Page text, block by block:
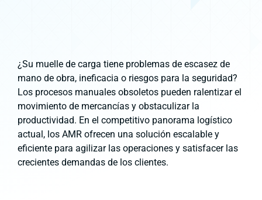
¿Su muelle de carga tiene problemas de escasez de
mano de obra, ineficacia o riesgos para la seguridad?
Los procesos manuales obsoletos pueden ralentizar el
movimiento de mercancías y obstaculizar la
productividad. En el competitivo panorama logístico
actual, los AMR ofrecen una solución escalable y
eficiente para agilizar las operaciones y satisfacer las
crecientes demandas de los clientes.